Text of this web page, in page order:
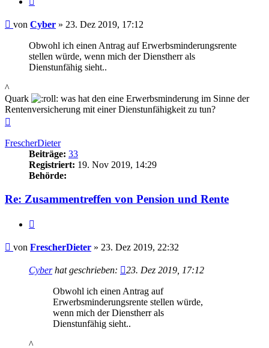
Beitrag
von Cyber » 23. Dez 2019, 17:12
Obwohl ich einen Antrag auf Erwerbsminderungsrente
stellen würde, wenn mich der Dienstherr als
Dienstunfähig sieht..
^
Quark
was hat den eine Erwerbsminderung im Sinne der
Rentenversicherung mit einer Dienstunfähigkeit zu tun?
FrescherDieter
Beiträge: 33
Registriert: 19. Nov 2019, 14:29
Behörde:
Re: Zusammentreffen von Pension und Rente
Beitrag
von FrescherDieter » 23. Dez 2019, 22:32
Cyberhat geschrieben: 23. Dez 2019, 17:12
Obwohl ich einen Antrag auf
Erwerbsminderungsrente stellen würde,
wenn mich der Dienstherr als
Dienstunfähig sieht..
^